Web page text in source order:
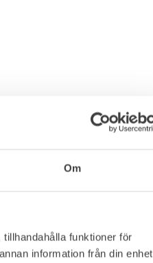
Om
funktioner för
information från din enhet